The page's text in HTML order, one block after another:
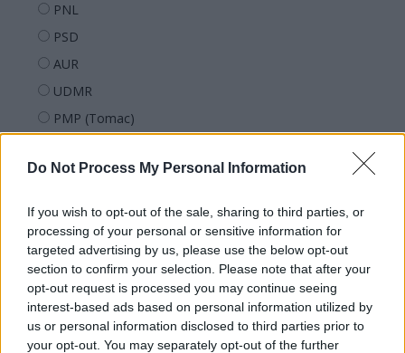
Do Not Process My Personal Information
If you wish to opt-out of the sale, sharing to third parties, or
processing of your personal or sensitive information for
targeted advertising by us, please use the below opt-out
section to confirm your selection. Please note that after your
opt-out request is processed you may continue seeing
interest-based ads based on personal information utilized by
us or personal information disclosed to third parties prior to
your opt-out. You may separately opt-out of the further
PNL
PSD
AUR
UDMR
PMP (Tomac)
PNȚMM
SENS
SOS (Șoșoacă)
POT (Gavrilă)
PACE (Peia)
Acțiunea Conservatoare (Târziu)